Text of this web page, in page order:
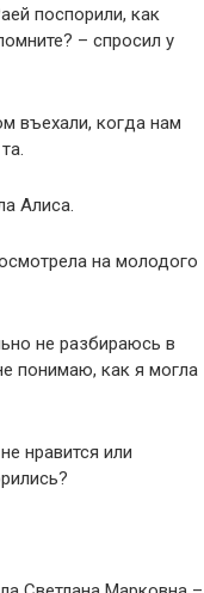
поспорили, как
– спросил у
въехали, когда нам
Алиса.
на молодого
не разбираюсь в
понимаю, как я могла
нравится или